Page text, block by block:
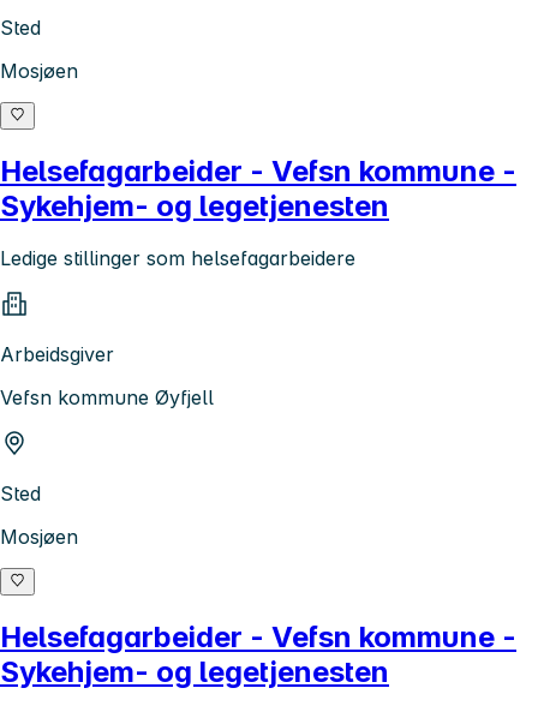
Sted
Mosjøen
Helsefagarbeider - Vefsn kommune -
Sykehjem- og legetjenesten
Ledige stillinger som helsefagarbeidere
Arbeidsgiver
Vefsn kommune Øyfjell
Sted
Mosjøen
Helsefagarbeider - Vefsn kommune -
Sykehjem- og legetjenesten